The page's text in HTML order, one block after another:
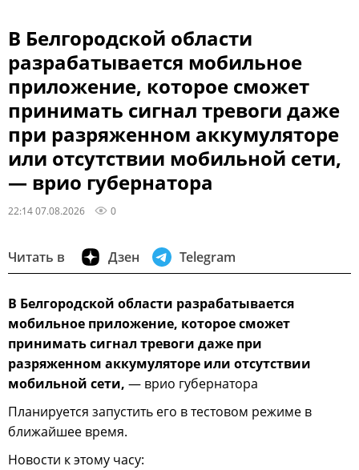
В Белгородской области
разрабатывается мобильное
приложение, которое сможет
принимать сигнал тревоги даже
при разряженном аккумуляторе
или отсутствии мобильной сети,
— врио губернатора
22:14 07.08.2026 0
Читать в Дзен Telegram
В Белгородской области разрабатывается
мобильное приложение, которое сможет
принимать сигнал тревоги даже при
разряженном аккумуляторе или отсутствии
мобильной сети, — врио губернатора
Планируется запустить его в тестовом режиме в
ближайшее время.
Новости к этому часу: